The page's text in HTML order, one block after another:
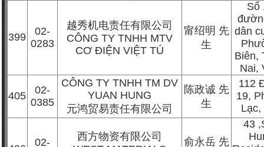
399
02-
0283
越秀机电责任有限公司
CÔNG TY TNHH MTV
CƠ ĐIỆN VIỆT TÚ
甯绍明 先
生
Số
dân
Biên,
Nai,
405
02-
0385
CÔNG TY TNHH TM DV
YUAN HUNG
元鸿贸易责任有限公司
陈政诚 先
生
112
19,
Lạc,
02-
西方物资有限公司
俞永岳 先
43